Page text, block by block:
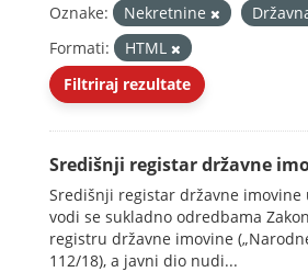
Oznake: Nekretnine
Formati:
HTML
Filtriraj rezultate
Središnji registar državne
Središnji registar državne imovine
vodi se sukladno odredbama
registru državne imovine
112/18), a javni dio nudi...